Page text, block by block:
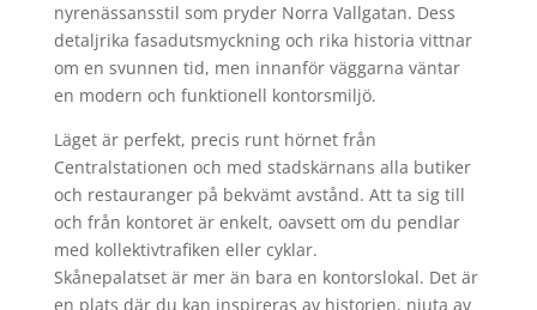
nyrenässansstil som pryder Norra Vallgatan. Dess
detaljrika fasadutsmyckning och rika historia vittnar
om en svunnen tid, men innanför väggarna väntar
en modern och funktionell kontorsmiljö.
Läget är perfekt, precis runt hörnet från
Centralstationen och med stadskärnans alla butiker
och restauranger på bekvämt avstånd. Att ta sig till
och från kontoret är enkelt, oavsett om du pendlar
med kollektivtrafiken eller cyklar.
Skånepalatset är mer än bara en kontorslokal. Det är
en plats där du kan inspireras av historien, njuta av